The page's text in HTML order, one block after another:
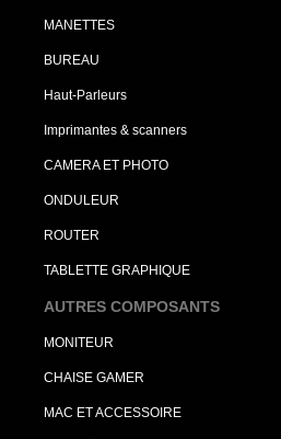
MANETTES
BUREAU
Haut-Parleurs
Imprimantes & scanners
CAMERA ET PHOTO
ONDULEUR
ROUTER
TABLETTE GRAPHIQUE
AUTRES COMPOSANTS
MONITEUR
CHAISE GAMER
MAC ET ACCESSOIRE